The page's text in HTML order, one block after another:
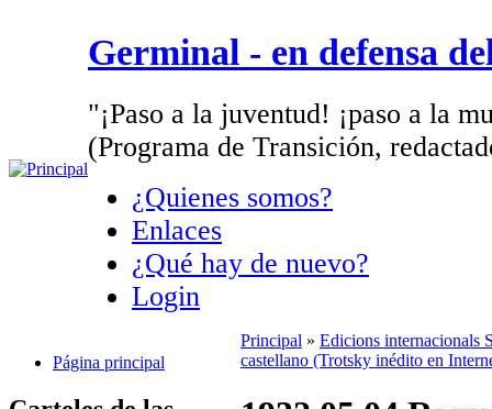
Germinal - en defensa
"¡Paso a la juventud! ¡paso a la
(Programa de Transición,
¿Quienes somos?
Enlaces
¿Qué hay de nuevo?
Login
Página principal
Principal » Edicions internacionals
castellano (Trotsky inédito en